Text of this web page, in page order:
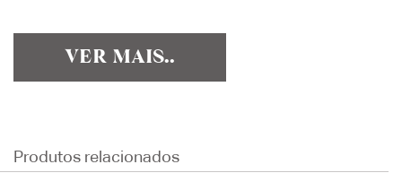
VER MAIS..
Produtos relacionados